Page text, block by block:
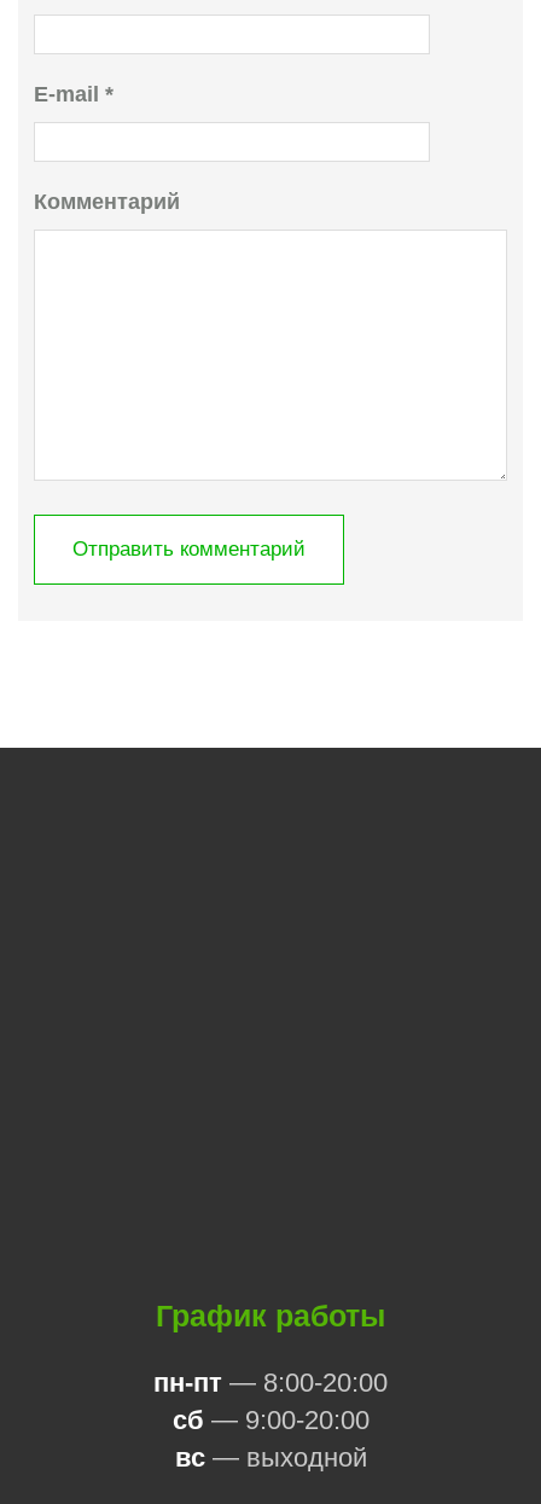
E-mail *
Комментарий
График работы
пн-пт — 8:00-20:00
сб — 9:00-20:00
вс— выходной